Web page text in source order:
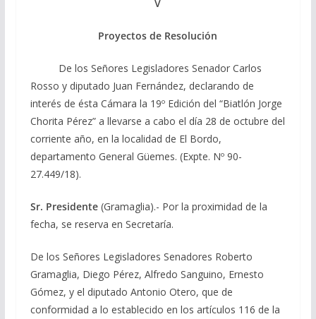
V
Proyectos de Resolución
De los Señores Legisladores Senador Carlos
Rosso y diputado Juan Fernández, declarando de
interés de ésta Cámara la 19º Edición del “Biatlón Jorge
Chorita Pérez” a llevarse a cabo el día 28 de octubre del
corriente año, en la localidad de El Bordo,
departamento General Güemes. (Expte. Nº 90-
27.449/18).
Sr. Presidente (Gramaglia).- Por la proximidad de la
fecha, se reserva en Secretaría.
De los Señores Legisladores Senadores Roberto
Gramaglia, Diego Pérez, Alfredo Sanguino, Ernesto
Gómez, y el diputado Antonio Otero, que de
conformidad a lo establecido en los artículos 116 de la